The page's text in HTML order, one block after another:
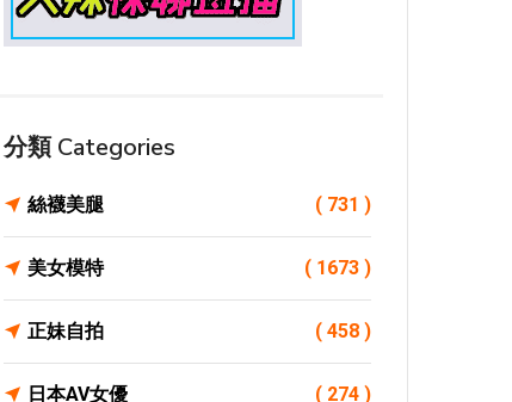
分類 Categories
絲襪美腿 ( 731 )
美女模特 ( 1673 )
正妹自拍 ( 458 )
日本AV女優 ( 274 )